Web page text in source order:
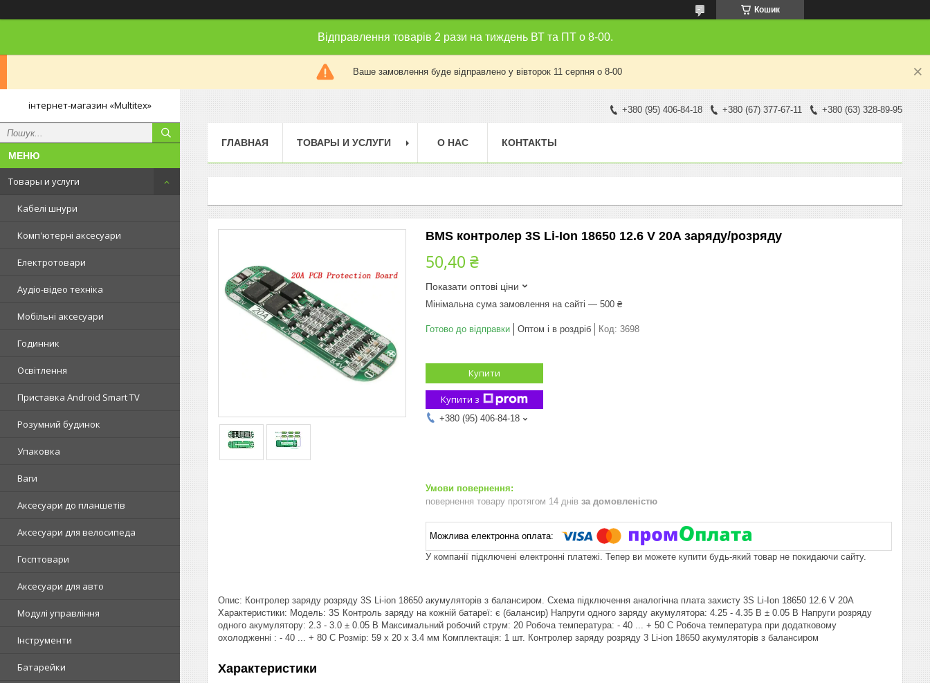
Кошик
Відправлення товарів 2 рази на тиждень ВТ та ПТ о 8-00.
Ваше замовлення буде відправлено у вівторок 11 серпня о 8-00
інтернет-магазин «Multitex»
Товары и услуги
Кабелі шнури
Комп'ютерні аксесуари
Електротовари
Аудіо-відео техніка
Мобільні аксесуари
Годинник
Освітлення
Приставка Android Smart TV
Розумний будинок
Упаковка
Ваги
Аксесуари до планшетів
Аксесуари для велосипеда
Госптовари
Аксесуари для авто
Модулі управління
Інструменти
Батарейки
+380 (95) 406-84-18 +380 (67) 377-67-11 +380 (63) 328-89-95
ГЛАВНАЯ ТОВАРЫ И УСЛУГИ О НАС КОНТАКТЫ
BMS контролер 3S Li-Ion 18650 12.6 V 20A заряду/розряду
50,40 ₴
Показати оптові ціни
Мінімальна сума замовлення на сайті — 500 ₴
Готово до відправки Оптом і в роздріб Код: 3698
Купити
Купити з
+380 (95) 406-84-18
повернення товару протягом 14 днів за домовленістю
У компанії підключені електронні платежі. Тепер ви можете купити будь-який товар не покидаючи сайту.
Опис: Контролер заряду розряду 3S Li-ion 18650 акумуляторів з балансиром. Схема підключення аналогічна плата захисту 3S Li-Ion 18650 12.6 V 20A
Характеристики: Модель: 3S Контроль заряду на кожній батареї: є (балансир) Напруги одного заряду акумулятора: 4.25 - 4.35 В ± 0.05 В Напруги розряду
одного акумулятору: 2.3 - 3.0 ± 0.05 В Максимальний робочий струм: 20 Робоча температура: - 40 ... + 50 С Робоча температура при додатковому
охолодженні : - 40 ... + 80 С Розмір: 59 х 20 х 3.4 мм Комплектація: 1 шт. Контролер заряду розряду 3 Li-ion 18650 акумуляторів з балансиром
Характеристики